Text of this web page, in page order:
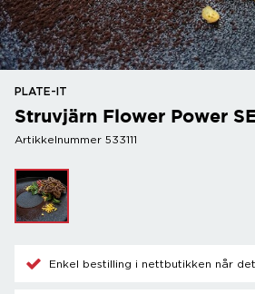
PLATE-IT
Struvjärn Flower Power
Artikkelnummer 533111
Enkel bestilling i nettbutikken når